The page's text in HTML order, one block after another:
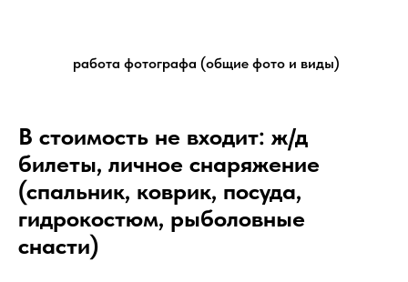
работа фотографа (общие фото и виды)
В стоимость не входит: ж/д
билеты, личное снаряжение
(спальник, коврик, посуда,
гидрокостюм, рыболовные
снасти)